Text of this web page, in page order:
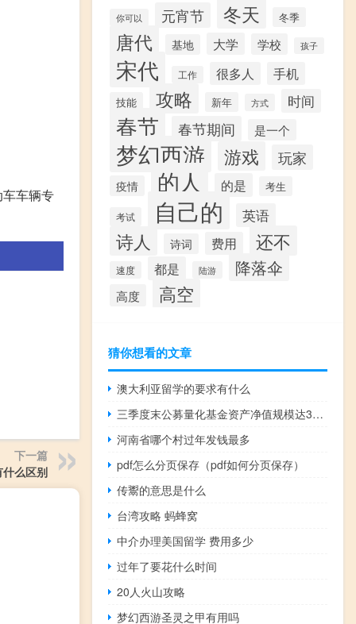
车辆专
下一篇
么区别
你可以 元宵节 冬天 冬季
唐代 基地 大学 学校 孩子
宋代 工作 很多人 手机
技能 攻略 新年 方式 时间
春节 春节期间 是一个
梦幻西游 游戏 玩家
疫情 的人 的是 考生
考试 自己的 英语
诗人 诗词 费用 还不
速度 都是 陆游 降落伞
高度 高空
猜你想看的文章
澳大利亚留学的要求有什么
三季度末公募量化基金资产净值规模达3609亿元较二季度末增长142.2亿元
河南省哪个村过年发钱最多
pdf怎么分页保存（pdf如何分页保存）
传鬻的意思是什么
台湾攻略 蚂蜂窝
中介办理美国留学 费用多少
过年了要花什么时间
20人火山攻略
梦幻西游圣灵之甲有用吗